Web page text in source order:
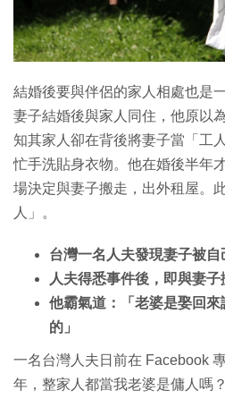
結婚後要與伴侶的家人相處也是
妻子結婚後與家人同住，他原以
知其家人卻在背後將妻子當「工
忙手洗貼身衣物。他在婚後半年
場決定與妻子搬走，出外租屋。
人」。
台灣一名人夫發現妻子被
人夫得悉事件後，即與妻子
他霸氣道：「老婆是娶回
的」
一名台灣人夫日前在 Facebook
年，整家人都當我老婆是傭人嗎